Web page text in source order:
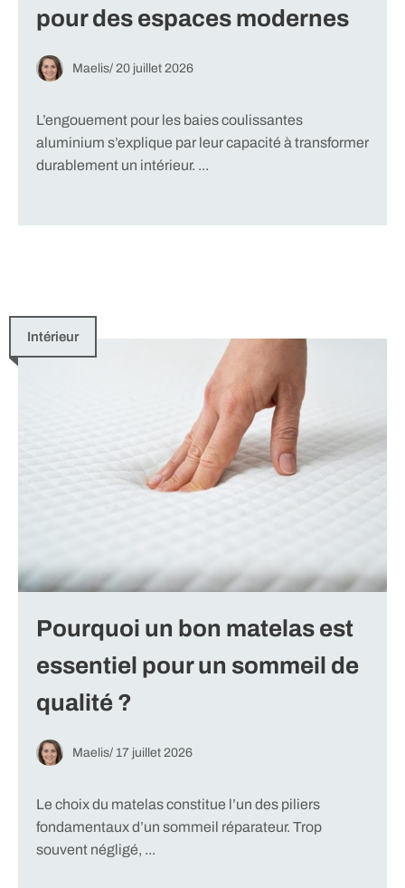
pour des espaces modernes
Maelis/ 20 juillet 2026
L’engouement pour les baies coulissantes
aluminium s’explique par leur capacité à transformer
durablement un intérieur. ...
Intérieur
Pourquoi un bon matelas est
essentiel pour un sommeil de
qualité ?
Maelis/ 17 juillet 2026
Le choix du matelas constitue l’un des piliers
fondamentaux d’un sommeil réparateur. Trop
souvent négligé, ...